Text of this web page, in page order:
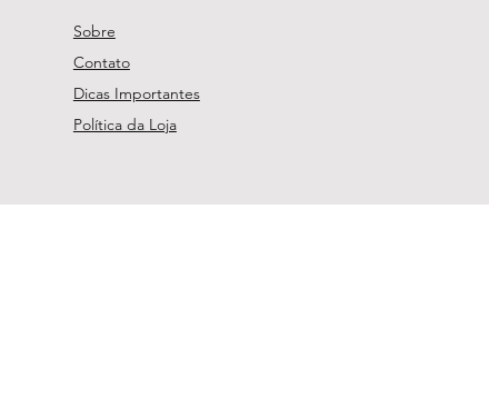
Sobre
Contato
Dicas Importantes
Política da Loja